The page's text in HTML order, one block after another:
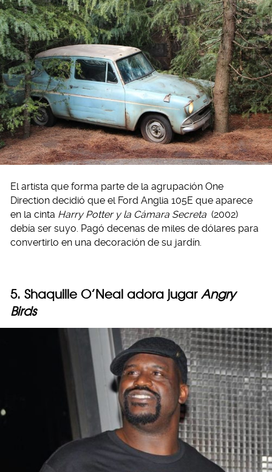
El artista que forma parte de la agrupación One
Direction decidió que el Ford Anglia 105E que aparece
en la cinta Harry Potter y la Cámara Secreta (2002)
debía ser suyo. Pagó decenas de miles de dólares para
convertirlo en una decoración de su jardín.
5. Shaquille O’Neal adora jugar Angry
Birds